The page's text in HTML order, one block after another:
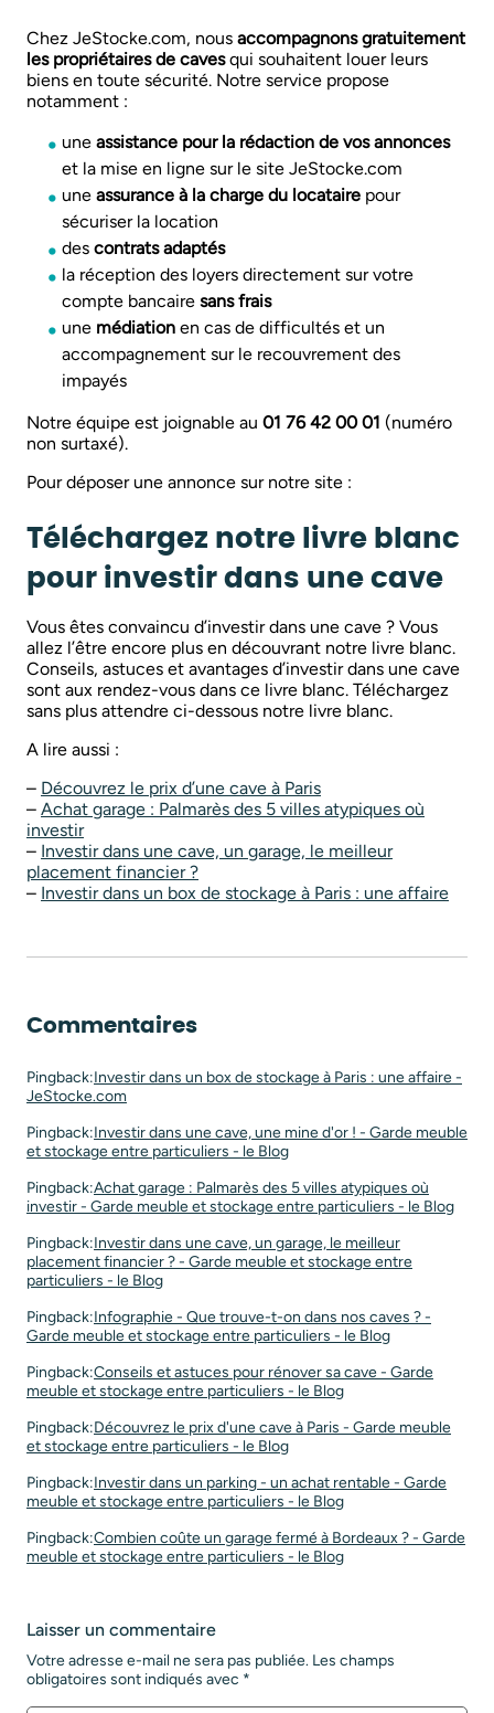
Chez JeStocke.com, nous accompagnons gratuitement
les propriétaires de cavesqui souhaitent louer leurs
biens en toute sécurité. Notre service propose
notamment :
une assistance pour la rédaction de vos annonces
et la mise en ligne sur le site JeStocke.com
une assurance à la charge du locataire pour
sécuriser la location
des contrats adaptés
la réception des loyers directement sur votre
compte bancaire sans frais
une médiation en cas de difficultés et un
accompagnement sur le recouvrement des
impayés
Notre équipe est joignable au 01 76 42 00 01 (numéro
non surtaxé).
Pour déposer une annonce sur notre site :
Téléchargez notre livre blanc
pour investir dans une cave
Vous êtes convaincu d’investir dans une cave ? Vous
allez l’être encore plus en découvrant notre livre blanc.
Conseils, astuces et avantages d’investir dans une cave
sont aux rendez-vous dans ce livre blanc. Téléchargez
sans plus attendre ci-dessous notre livre blanc.
A lire aussi :
– Découvrez le prix d’une cave à Paris
– Achat garage : Palmarès des 5 villes atypiques où
investir
– Investir dans une cave, un garage, le meilleur
placement financier ?
– Investir dans un box de stockage à Paris : une affaire
Commentaires
Pingback:Investir dans un box de stockage à Paris : une affaire -
JeStocke.com
Pingback:Investir dans une cave, une mine d'or ! - Garde meuble
et stockage entre particuliers - le Blog
Pingback:Achat garage : Palmarès des 5 villes atypiques où
investir - Garde meuble et stockage entre particuliers - le Blog
Pingback:Investir dans une cave, un garage, le meilleur
placement financier ? - Garde meuble et stockage entre
particuliers - le Blog
Pingback:Infographie - Que trouve-t-on dans nos caves ? -
Garde meuble et stockage entre particuliers - le Blog
Pingback:Conseils et astuces pour rénover sa cave - Garde
meuble et stockage entre particuliers - le Blog
Pingback:Découvrez le prix d'une cave à Paris - Garde meuble
et stockage entre particuliers - le Blog
Pingback:Investir dans un parking - un achat rentable - Garde
meuble et stockage entre particuliers - le Blog
Pingback:Combien coûte un garage fermé à Bordeaux ? - Garde
meuble et stockage entre particuliers - le Blog
Laisser un commentaire
Votre adresse e-mail ne sera pas publiée. Les champs
obligatoires sont indiqués avec *